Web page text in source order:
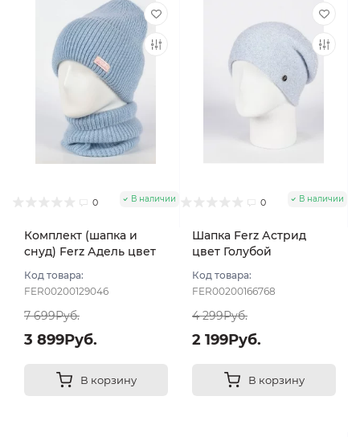
0 В наличии
Комплект (шапка и
снуд) Ferz Адель цвет
Код товара:
FER00200129046
7 699Руб.
3 899Руб.
В корзину
0 В наличии
Шапка Ferz Астрид
цвет Голубой
Код товара:
FER00200166768
4 299Руб.
2 199Руб.
В корзину